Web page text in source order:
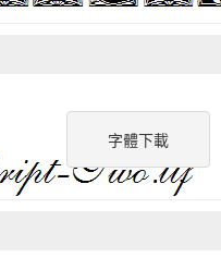
字體下載